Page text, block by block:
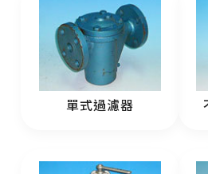
單式過濾器